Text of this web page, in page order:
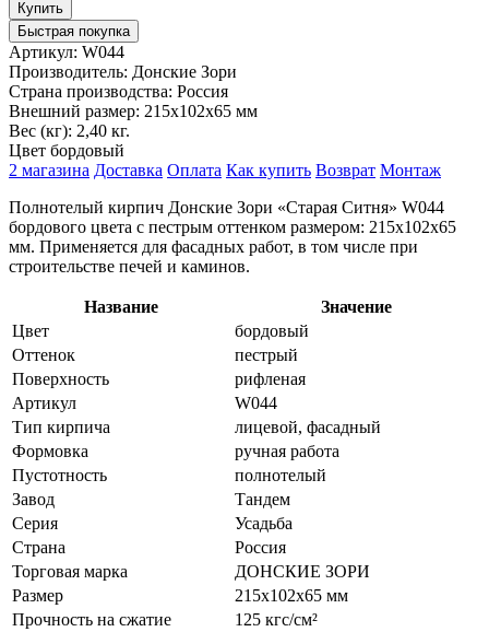
Быстрая покупка
Артикул: W044
Производитель: Донские Зори
Страна производства: Россия
Внешний размер: 215х102х65 мм
Вес (кг): 2,40 кг.
Цвет бордовый
2 магазина Доставка Оплата Как купить Возврат Монтаж
Полнотелый кирпич Донские Зори «Старая Ситня» W044
бордового цвета с пестрым оттенком размером: 215х102х65
мм. Применяется для фасадных работ, в том числе при
строительстве печей и каминов.
Название
Значение
Цвет
бордовый
Оттенок
пестрый
Поверхность
рифленая
Артикул
W044
Тип кирпича
лицевой, фасадный
Формовка
ручная работа
Пустотность
полнотелый
Завод
Тандем
Серия
Усадьба
Страна
Россия
Торговая марка
ДОНСКИЕ ЗОРИ
Размер
215х102х65 мм
Прочность на сжатие
125 кгс/см²